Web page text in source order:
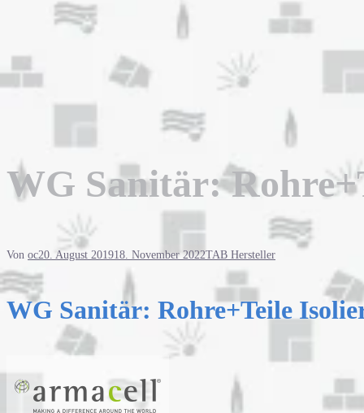
WG Sanitär:
Von oc20. August 201918. November 2022TAB Hersteller
WG Sanitär: Rohre+Teile